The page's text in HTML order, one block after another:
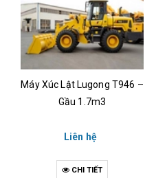
Máy Xúc Lật Lugong
T939LA Cần Dài 4.5m –
Liên hệ
CHI TIẾT